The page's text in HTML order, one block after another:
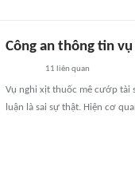
Công an thông tin
11 liên quan
Vụ nghi xịt thuốc mê cướp tài
luận là sai sự thật. Hiện cơ